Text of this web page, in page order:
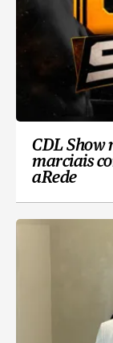
CDL Show
marciais
aRede